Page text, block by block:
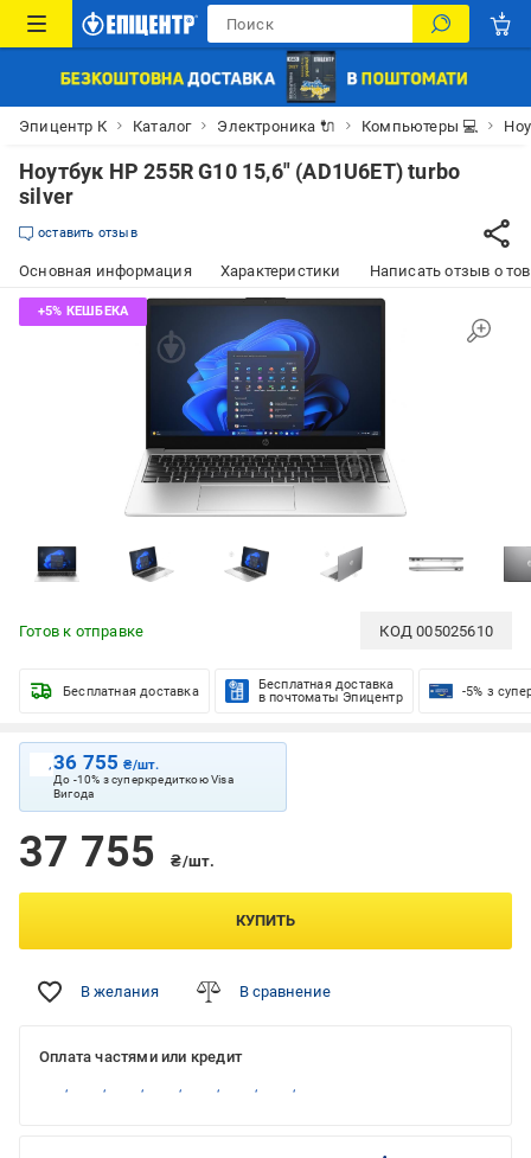
Эпицентр К Каталог Электроника 🔌 Компьютеры 💻
Ноутбук HP 255R G10 15,6" (AD1U6ET) turbo
silver
оставить отзыв
Основная информация Характеристики Написать отзыв о
Готов к отправке КОД005025610
Бесплатная доставка
Бесплатная доставка
в почтоматы Эпицентр
-5% з
36 755₴/шт.
До -10% з суперкредиткою Visa
Вигода
37 755 ₴/шт.
КУПИТЬ
В желания В сравнение
Оплата частями или кредит